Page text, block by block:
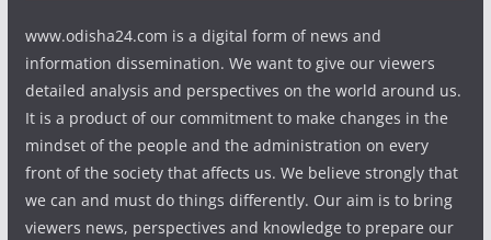
www.odisha24.com is a digital form of news and
information dissemination. We want to give our viewers
detailed analysis and perspectives on the world around us.
It is a product of our commitment to make changes in the
mindset of the people and the administration on every
front of the society that affects us. We believe strongly that
we can and must do things differently. Our aim is to bring
viewers news, perspectives and knowledge to prepare our